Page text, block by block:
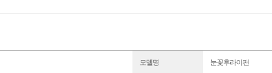
모델명 눈꽃후라이팬